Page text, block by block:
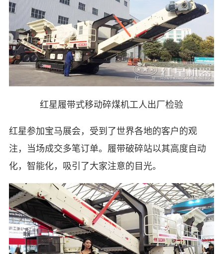
红星履带式移动碎煤机工人出厂检验
红星参加宝马展会，受到了世界各地的客户的观
注，当场成交多笔订单。履带破碎站以其高度自动
化，智能化，吸引了大家注意的目光。